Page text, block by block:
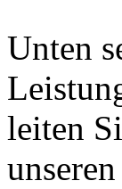
Unten
leiten